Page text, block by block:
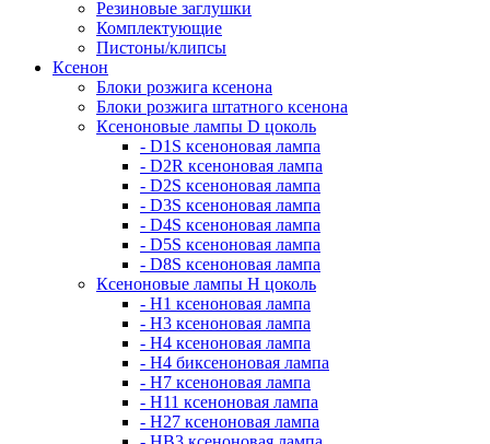
Резиновые заглушки
Комплектующие
Пистоны/клипсы
Ксенон
Блоки розжига ксенона
Блоки розжига штатного ксенона
Ксеноновые лампы D цоколь
- D1S ксеноновая лампа
- D2R ксеноновая лампа
- D2S ксеноновая лампа
- D3S ксеноновая лампа
- D4S ксеноновая лампа
- D5S ксеноновая лампа
- D8S ксеноновая лампа
Ксеноновые лампы Н цоколь
- H1 ксеноновая лампа
- H3 ксеноновая лампа
- H4 ксеноновая лампа
- H4 биксеноновая лампа
- H7 ксеноновая лампа
- H11 ксеноновая лампа
- H27 ксеноновая лампа